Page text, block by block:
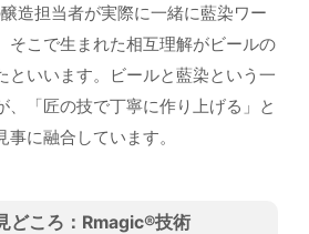
造担当者が実際に一緒に藍染ワー
そこで生まれた相互理解がビールの
といいます。ビールと藍染という一
、「匠の技で丁寧に作り上げる」と
に融合しています。
どころ：Rmagic®技術